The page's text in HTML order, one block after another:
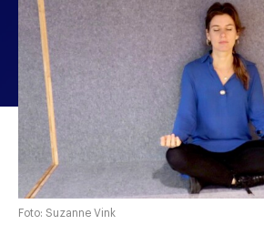
Foto: Suzanne Vink